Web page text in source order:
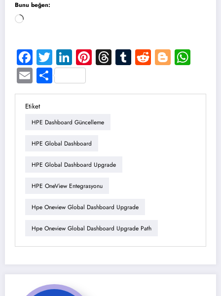
Bunu beğen:
Yükleniyor...
Facebook
TwitterLinkedIn
Pinterest
Threads
Tumblr
Reddit
EmailShare
Etiket
HPE Dashboard Güncelleme
HPE Global Dashboard
HPE Global Dashboard Upgrade
HPE OneView Entegrasyonu
Hpe Oneview Global Dashboard Upgrade
Hpe Oneview Global Dashboard Upgrade Path